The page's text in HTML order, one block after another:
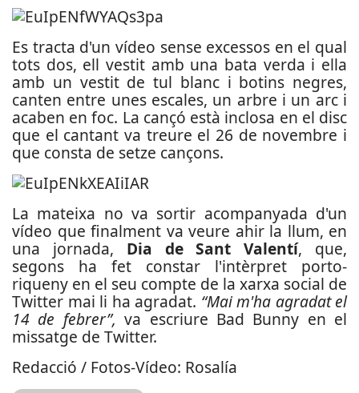
Es tracta d'un vídeo sense excessos en el qual
tots dos, ell vestit amb una bata verda i ella
amb un vestit de tul blanc i botins negres,
canten entre unes escales, un arbre i un arc i
acaben en foc. La cançó està inclosa en el disc
que el cantant va treure el 26 de novembre i
que consta de setze cançons.
La mateixa no va sortir acompanyada d'un
vídeo que finalment va veure ahir la llum, en
una jornada, Dia de Sant Valentí, que,
segons ha fet constar l'intèrpret porto-
riqueny en el seu compte de la xarxa social de
Twitter mai li ha agradat. “Mai m'ha agradat el
14 de febrer”, va escriure Bad Bunny en el
missatge de Twitter.
Redacció / Fotos-Vídeo: Rosalía